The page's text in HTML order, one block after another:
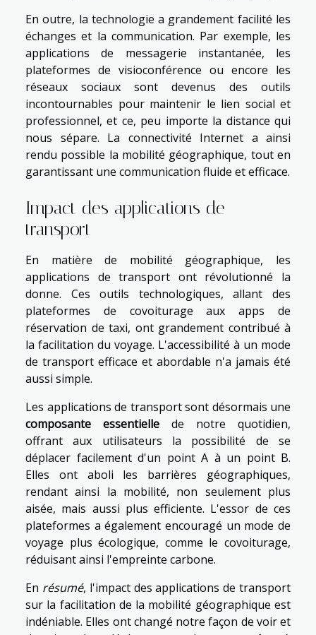
En outre, la technologie a grandement facilité les
échanges et la communication. Par exemple, les
applications de messagerie instantanée, les
plateformes de visioconférence ou encore les
réseaux sociaux sont devenus des outils
incontournables pour maintenir le lien social et
professionnel, et ce, peu importe la distance qui
nous sépare. La connectivité Internet a ainsi
rendu possible la mobilité géographique, tout en
garantissant une communication fluide et efficace.
Impact des applications de
transport
En matière de mobilité géographique, les
applications de transport ont révolutionné la
donne. Ces outils technologiques, allant des
plateformes de covoiturage aux apps de
réservation de taxi, ont grandement contribué à
la facilitation du voyage. L'accessibilité à un mode
de transport efficace et abordable n'a jamais été
aussi simple.
Les applications de transport sont désormais une
composante essentielle de notre quotidien,
offrant aux utilisateurs la possibilité de se
déplacer facilement d'un point A à un point B.
Elles ont aboli les barrières géographiques,
rendant ainsi la mobilité, non seulement plus
aisée, mais aussi plus efficiente. L'essor de ces
plateformes a également encouragé un mode de
voyage plus écologique, comme le covoiturage,
réduisant ainsi l'empreinte carbone.
En résumé, l'impact des applications de transport
sur la facilitation de la mobilité géographique est
indéniable. Elles ont changé notre façon de voir et